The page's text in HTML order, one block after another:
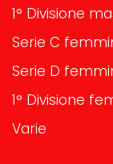
1° Divisione
Serie C
Serie D
1° Divisione
Varie